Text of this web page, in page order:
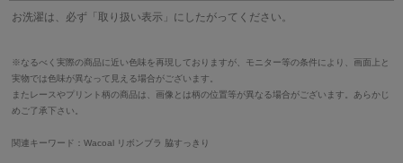
お洗濯は、必ず「取り扱い表示」にしたがってください。
※なるべく実際の商品に近い色味を再現しておりますが、モニター等の条件により、画面上と
実物では色味が異なって見える場合がございます。
またレースやプリント柄の商品は、画像とは柄の位置等が異なる場合がございます。あらかじ
めご了承下さい。
関連キーワード：Wacoal リボンブラ 脇すっきり